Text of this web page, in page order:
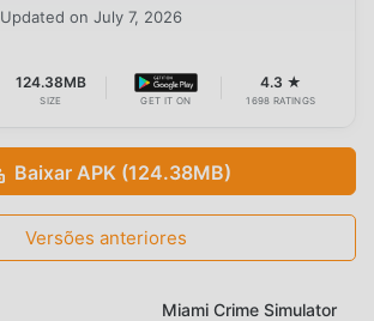
Updated on July 7, 2026
124.38MB
SIZE GET IT ON
4.3 ★
1698 RATINGS
Baixar APK (124.38MB)
Versões anteriores
Miami Crime Simulator